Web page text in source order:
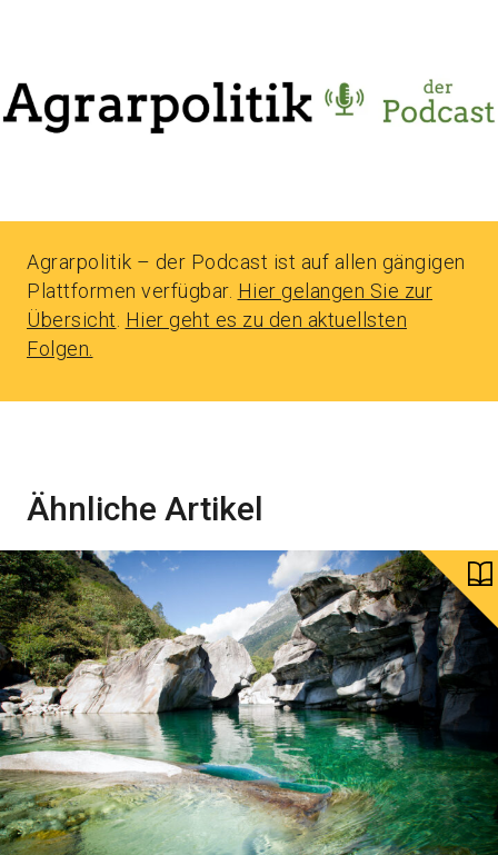
Agrarpolitik – der Podcast ist auf allen gängigen
Plattformen verfügbar. Hier gelangen Sie zur
Übersicht Hier geht es zu den aktuellsten
Folgen.
Ähnliche Artikel